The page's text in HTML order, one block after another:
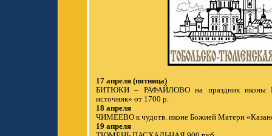
17 апреля (пятница)
БИТЮКИ – РАФАЙЛОВО на праздник иконы
источник» от 1700 р.
18 апреля
ЧИМЕЕВО к чудотв. иконе Божией Матери
19 апреля